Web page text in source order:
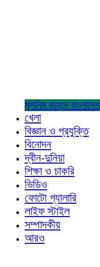
মুসলিম জাহান বাংলাদেশ
খেলা
বিজ্ঞান ও প্রযুক্তি
বিনোদন
দ্বীন-দুনিয়া
শিক্ষা ও চাকরি
ভিডিও
ফোটো গ্যালারি
লাইফ স্টাইল
সম্পাদকীয়
আরও